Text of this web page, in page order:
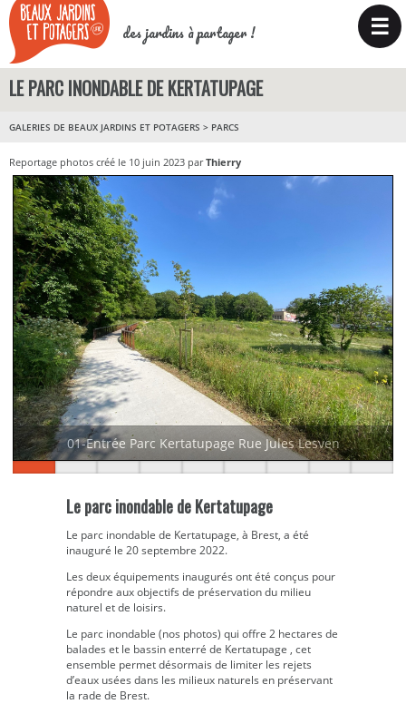
des jardins à partager ! ☰
LE PARC INONDABLE DE KERTATUPAGE
GALERIES DE BEAUX JARDINS ET POTAGERS > PARCS
Reportage photos créé le 10 juin 2023 parThierry
01-Entrée Parc Kertatupage Rue Jules Lesven
Le parc inondable de Kertatupage
Le parc inondable de Kertatupage, à Brest, a été
inauguré le 20 septembre 2022.
Les deux équipements inaugurés ont été conçus pour
répondre aux objectifs de préservation du milieu
naturel et de loisirs.
Le parc inondable (nos photos) qui offre 2 hectares de
balades et le bassin enterré de Kertatupage , cet
ensemble permet désormais de limiter les rejets
d’eaux usées dans les milieux naturels en préservant
la rade de Brest.